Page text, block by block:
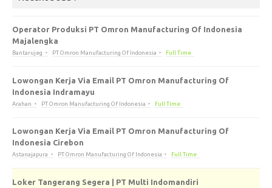
Operator Produksi PT Omron Manufacturing Of Indonesia
Majalengka
Bantarujeg PT Omron Manufacturing Of Indonesia Full Time
Lowongan Kerja Via Email PT Omron Manufacturing Of
Indonesia Indramayu
Arahan PT Omron Manufacturing Of Indonesia Full Time
Lowongan Kerja Via Email PT Omron Manufacturing Of
Indonesia Cirebon
Astanajapura PT Omron Manufacturing Of Indonesia Full Time
Loker Tangerang Segera | PT Multi Indomandiri